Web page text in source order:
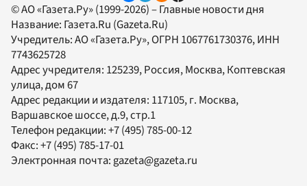
© АО «Газета.Ру» (1999-2026) – Главные новости дня
Название: Газета.Ru (Gazeta.Ru)
Учредитель:АО «Газета.Ру», ОГРН 1067761730376, ИНН
7743625728
Адрес учредителя: 125239, Россия, Москва, Коптевская
улица, дом 67
Адрес редакции и издателя: 117105, г. Москва,
Варшавское шоссе, д.9, стр.1
Телефон редакции:+7 (495) 785-00-12
Факс:+7 (495) 785-17-01
Электронная почта: gazeta@gazeta.ru